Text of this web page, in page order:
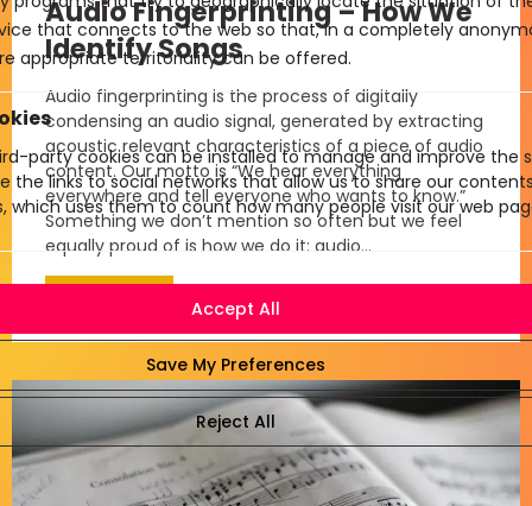
that connects to the web so that, in a completely
appropriate territoriality can be offered.
party cookies can be installed to manage and improve the
the links to social networks that allow us to share our
which uses them to count how many people visit our web
Audio Fingerprinting – How We
Identify Songs
Audio fingerprinting is the process of digitally
condensing an audio signal, generated by extracting
acoustic relevant characteristics of a piece of audio
content. Our motto is “We hear everything
everywhere and tell everyone who wants to know.”
Something we don’t mention so often but we feel
equally proud of is how we do it: audio…
Read more